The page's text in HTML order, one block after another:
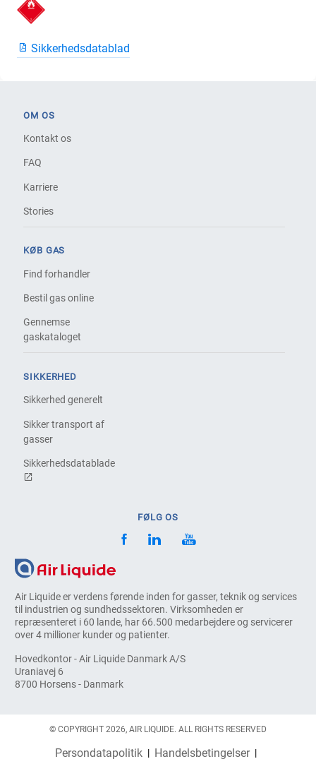
Sikkerhedsdatablad
Air Liquide er verdens førende inden for gasser, teknik og services
til industrien og sundhedssektoren. Virksomheden er
repræsenteret i 60 lande, har 66.500 medarbejdere og servicerer
over 4 millioner kunder og patienter.
Hovedkontor - Air Liquide Danmark A/S
Uraniavej 6
8700 Horsens - Danmark
OM OS
Kontakt os
FAQ
Karriere
Stories
KØB GAS
Find forhandler
Bestil gas online
Gennemse
gaskataloget
SIKKERHED
Sikkerhed generelt
Sikker transport af
gasser
Sikkerhedsdatablade
FØLG OS
© COPYRIGHT 2026, AIR LIQUIDE. ALL RIGHTS RESERVED
Persondatapolitik Handelsbetingelser